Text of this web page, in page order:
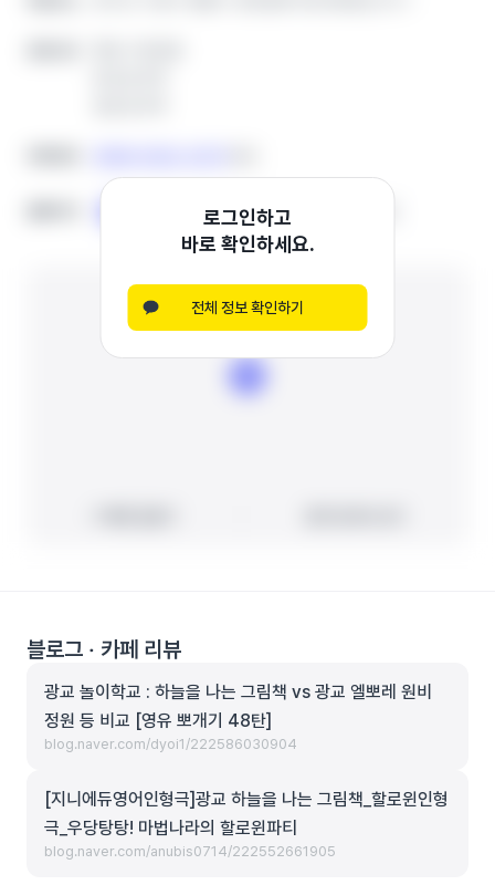
인스타그램
인스타그램
로그인하고
바로 확인하세요.
전체 정보 확인하기
블로그 ‧ 카페 리뷰
광교 놀이학교 : 하늘을 나는 그림책 vs 광교 엘뽀레 원비
정원 등 비교 [영유 뽀개기 48탄]
blog.naver.com/dyoi1/222586030904
[지니에듀영어인형극]광교 하늘을 나는 그림책_할로윈인형
극_우당탕탕! 마법나라의 할로윈파티
blog.naver.com/anubis0714/222552661905